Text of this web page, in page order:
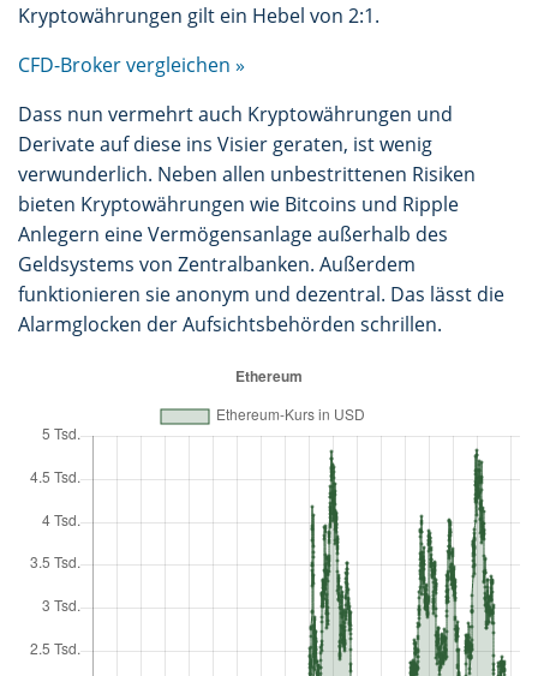
Kryptowährungen gilt ein Hebel von 2:1.
CFD-Broker vergleichen »
Dass nun vermehrt auch Kryptowährungen und
Derivate auf diese ins Visier geraten, ist wenig
verwunderlich. Neben allen unbestrittenen Risiken
bieten Kryptowährungen wie Bitcoins und Ripple
Anlegern eine Vermögensanlage außerhalb des
Geldsystems von Zentralbanken. Außerdem
funktionieren sie anonym und dezentral. Das lässt die
Alarmglocken der Aufsichtsbehörden schrillen.